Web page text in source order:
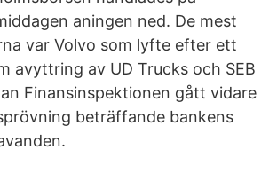
aningen ned. De mest
var Volvo som lyfte efter ett
avyttring av UD Trucks och SEB
Finansinspektionen gått vidare
beträffande bankens